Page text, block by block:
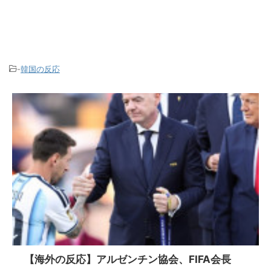
-韓国の反応
【海外の反応】アルゼンチン協会、FIFA会長